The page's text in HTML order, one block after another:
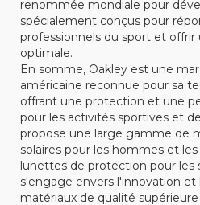
renommée mondiale pour
spécialement conçus pour
professionnels du sport et
optimale.
En somme, Oakley est une
américaine reconnue pour sa
offrant une protection et une
pour les activités sportives et
propose une large gamme de
solaires pour les hommes et
lunettes de protection pour les
s'engage envers l'innovation
matériaux de qualité